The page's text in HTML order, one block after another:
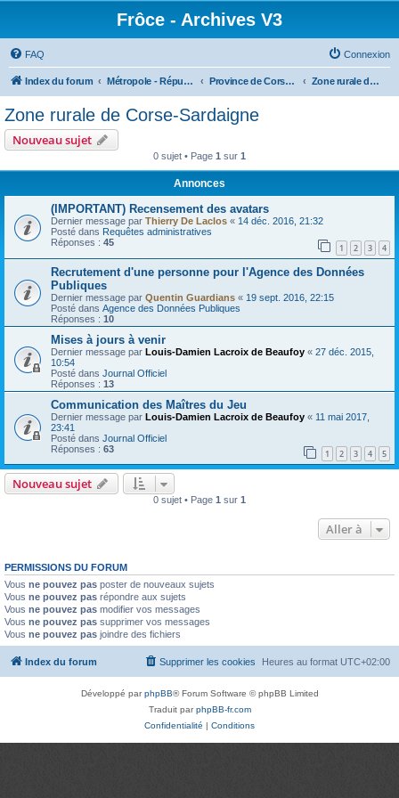
Frôce - Archives V3
FAQ Connexion
Index du forum Métropole - République Frôceuse Province de Corse-Sardaigne Zone rurale de Corse-Sardaigne
Zone rurale de Corse-Sardaigne
Nouveau sujet
0 sujet • Page 1 sur 1
Annonces
(IMPORTANT) Recensement des avatars
Dernier message par Thierry De Laclos « 14 déc. 2016, 21:32
Posté dans Requêtes administratives
Réponses : 45 1 2 3 4
Recrutement d'une personne pour l'Agence des Données
Publiques
Dernier message par Quentin Guardians « 19 sept. 2016, 22:15
Posté dans Agence des Données Publiques
Réponses : 10
Mises à jours à venir
Dernier message par Louis-Damien Lacroix de Beaufoy « 27 déc. 2015,
10:54
Posté dans Journal Officiel
Réponses : 13
Communication des Maîtres du Jeu
Dernier message par Louis-Damien Lacroix de Beaufoy « 11 mai 2017,
23:41
Posté dans Journal Officiel
Réponses : 63 1 2 3 4 5
Nouveau sujet
0 sujet • Page 1 sur 1
Aller à
PERMISSIONS DU FORUM
Vous ne pouvez pas poster de nouveaux sujets
Vous ne pouvez pas répondre aux sujets
Vous ne pouvez pas modifier vos messages
Vous ne pouvez pas supprimer vos messages
Vous ne pouvez pas joindre des fichiers
Index du forum Heures au format UTC+02:00
Supprimer les cookies
Développé parphpBB® Forum Software © phpBB Limited
Traduit parphpBB-fr.com
Confidentialité | Conditions